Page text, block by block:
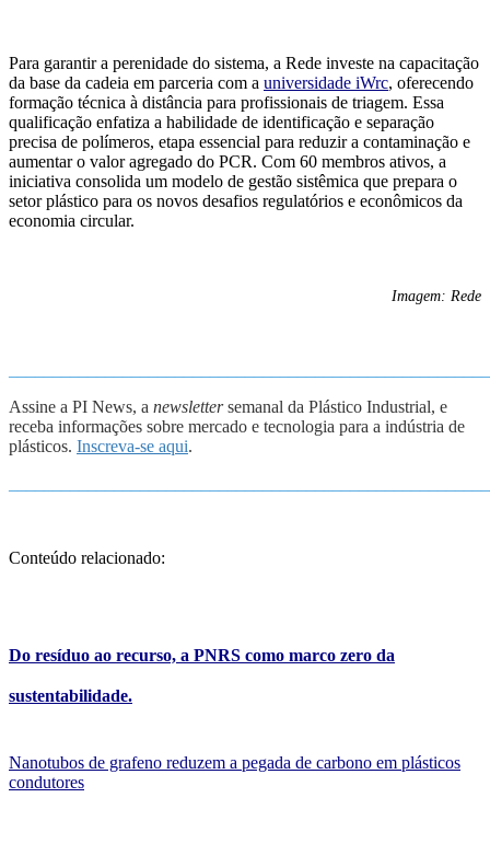
Para garantir a perenidade do sistema, a Rede investe na capacitação
da base da cadeia em parceria com a universidade iWrc, oferecendo
formação técnica à distância para profissionais de triagem. Essa
qualificação enfatiza a habilidade de identificação e separação
precisa de polímeros, etapa essencial para reduzir a contaminação e
aumentar o valor agregado do PCR. Com 60 membros ativos, a
iniciativa consolida um modelo de gestão sistêmica que prepara o
setor plástico para os novos desafios regulatórios e econômicos da
economia circular.
Imagem: Rede
Assine a PI News, a newslettersemanal da Plástico Industrial, e
receba informações sobre mercado e tecnologia para a indústria de
plásticos. Inscreva-se aqui.
Conteúdo relacionado:
Do resíduo ao recurso, a PNRS como marco zero da
sustentabilidade.
Nanotubos de grafeno reduzem a pegada de carbono em plásticos
condutores